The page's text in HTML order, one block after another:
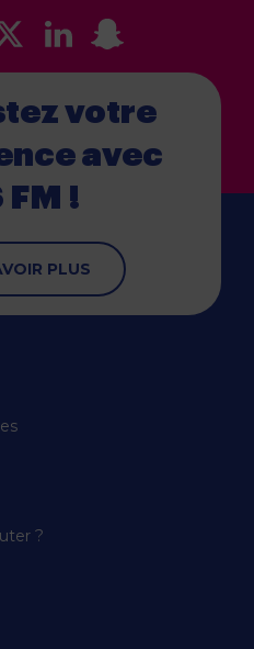
votre
avec
FM !
PLUS
?